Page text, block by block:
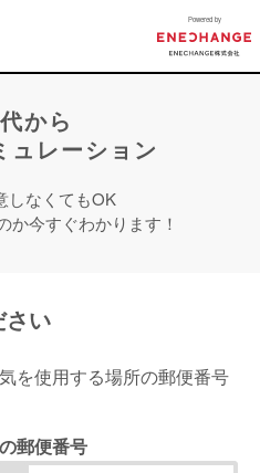
Powered by
から
ュレーション
しなくてもOK
か今すぐわかります！
さい
を使用する場所の郵便番号
郵便番号